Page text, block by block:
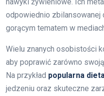
odpowiednio
gorącym tematem w
Wielu znanych osobistości
aby poprawić zarówno
Na przykład popularna
jedzeniu oraz skuteczne